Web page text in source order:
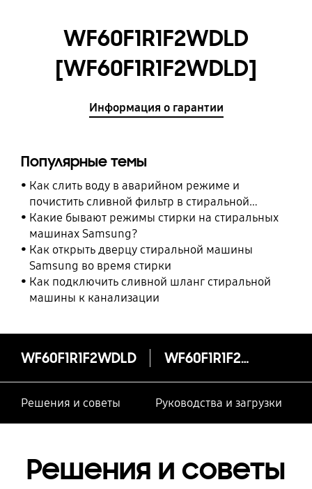
WF60F1R1F2WDLD
[WF60F1R1F2WDLD]
Информация о гарантии
Популярные темы
Как слить воду в аварийном режиме и
почистить сливной фильтр в стиральной
машине Samsung
Какие бывают режимы стирки на стиральных
машинах Samsung?
Как открыть дверцу стиральной машины
Samsung во время стирки
Как подключить сливной шланг стиральной
машины к канализации
WF60F1R1F2WDLD WF60F1R1F2WDLD
Решения и советы Руководства и загрузки
Решения и советы